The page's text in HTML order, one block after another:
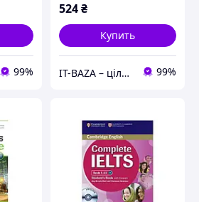
99%
(9781107645882)
Press
524₴
Купить
IT-BAZA – ціла база потрібних речей для всієї родини 99%